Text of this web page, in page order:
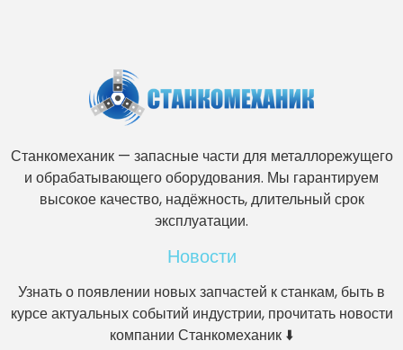
Станкомеханик — запасные части для металлорежущего
и обрабатывающего оборудования. Мы гарантируем
высокое качество, надёжность, длительный срок
эксплуатации.
Новости
Узнать о появлении новых запчастей к станкам, быть в
курсе актуальных событий индустрии, прочитать новости
компании Станкомеханик ⬇️